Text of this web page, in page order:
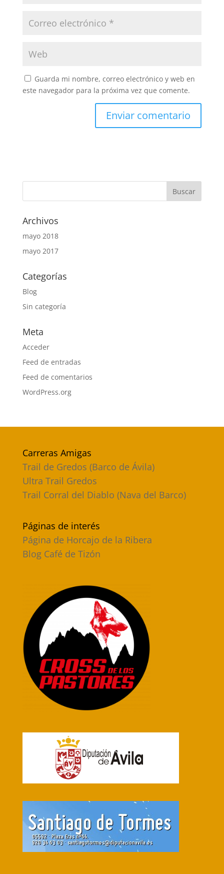
Guarda mi nombre, correo electrónico y web en
este navegador para la próxima vez que comente.
Archivos
mayo 2018
mayo 2017
Categorías
Blog
Sin categoría
Meta
Acceder
Feed de entradas
Feed de comentarios
WordPress.org
Carreras Amigas
Trail de Gredos (Barco de Ávila)
Ultra Trail Gredos
Trail Corral del Diablo (Nava del Barco)
Páginas de interés
Página de Horcajo de la Ribera
Blog Café de Tizón